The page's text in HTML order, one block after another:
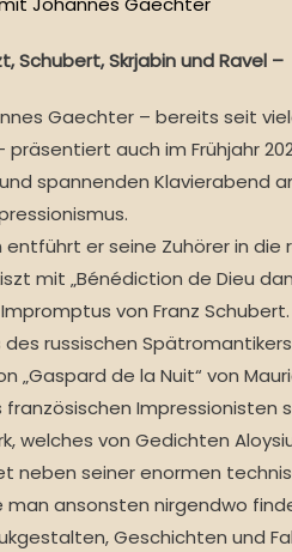
Schubert, Skrjabin und Ravel –
Gaechter – bereits seit
präsentiert auch im Frühjahr
spannenden Klavierabend
entführt er seine Zuhörer in
mit „Bénédiction de Dieu
von Franz
russischen
„Gaspard de la Nuit“ von
französischen Impressionisten
welches von Gedichten
neben seiner enormen
man ansonsten nirgendwo
Geschichten und